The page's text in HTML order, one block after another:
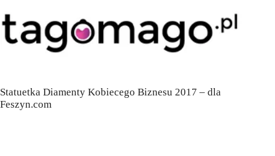
Statuetka Diamenty Kobiecego Biznesu 2017 – dla
Feszyn.com